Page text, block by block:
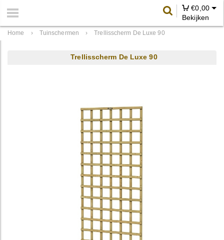
€0,00
Bekijken
Home › Tuinschermen › Trellisscherm De Luxe 90
Trellisscherm De Luxe 90